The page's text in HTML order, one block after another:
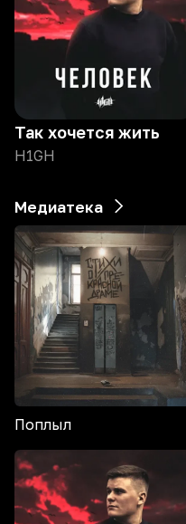
Так хочется жить
H1GH
Медиатека
Поплыл